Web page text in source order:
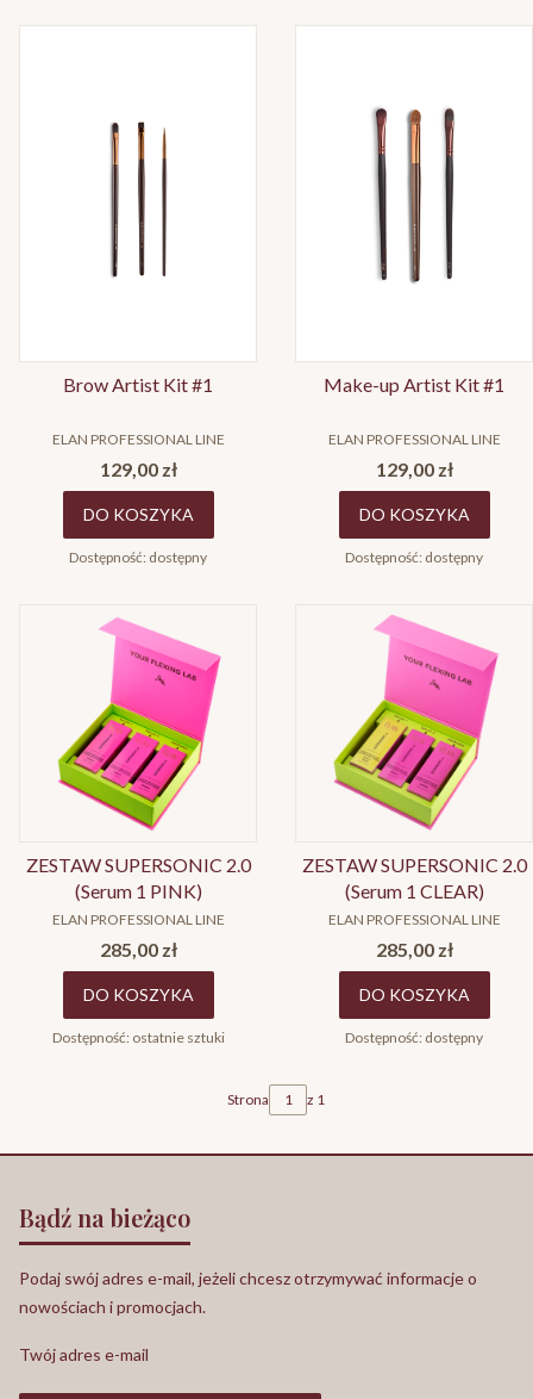
Brow Artist Kit #1
PRODUCENT
ELAN PROFESSIONAL LINE
Cena
129,00 zł
DO KOSZYKA
Dostępność: dostępny
Make-up Artist Kit #1
PRODUCENT
ELAN PROFESSIONAL LINE
Cena
129,00 zł
DO KOSZYKA
Dostępność: dostępny
ZESTAW SUPERSONIC 2.0
(Serum 1 PINK)
PRODUCENT
ELAN PROFESSIONAL LINE
Cena
285,00 zł
DO KOSZYKA
Dostępność: ostatnie sztuki
ZESTAW SUPERSONIC 2.0
(Serum 1 CLEAR)
PRODUCENT
ELAN PROFESSIONAL LINE
Cena
285,00 zł
DO KOSZYKA
Dostępność: dostępny
Strona z 1
Bądź na bieżąco
Podaj swój adres e-mail, jeżeli chcesz otrzymywać informacje o
nowościach i promocjach.
Twój adres e-mail